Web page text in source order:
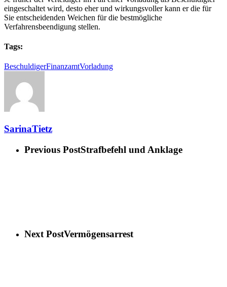
eingeschaltet wird, desto eher und wirkungsvoller kann er die für
Sie entscheidenden Weichen für die bestmögliche
Verfahrensbeendigung stellen.
Tags:
BeschuldigerFinanzamtVorladung
SarinaTietz
Previous PostStrafbefehl und Anklage
Next PostVermögensarrest